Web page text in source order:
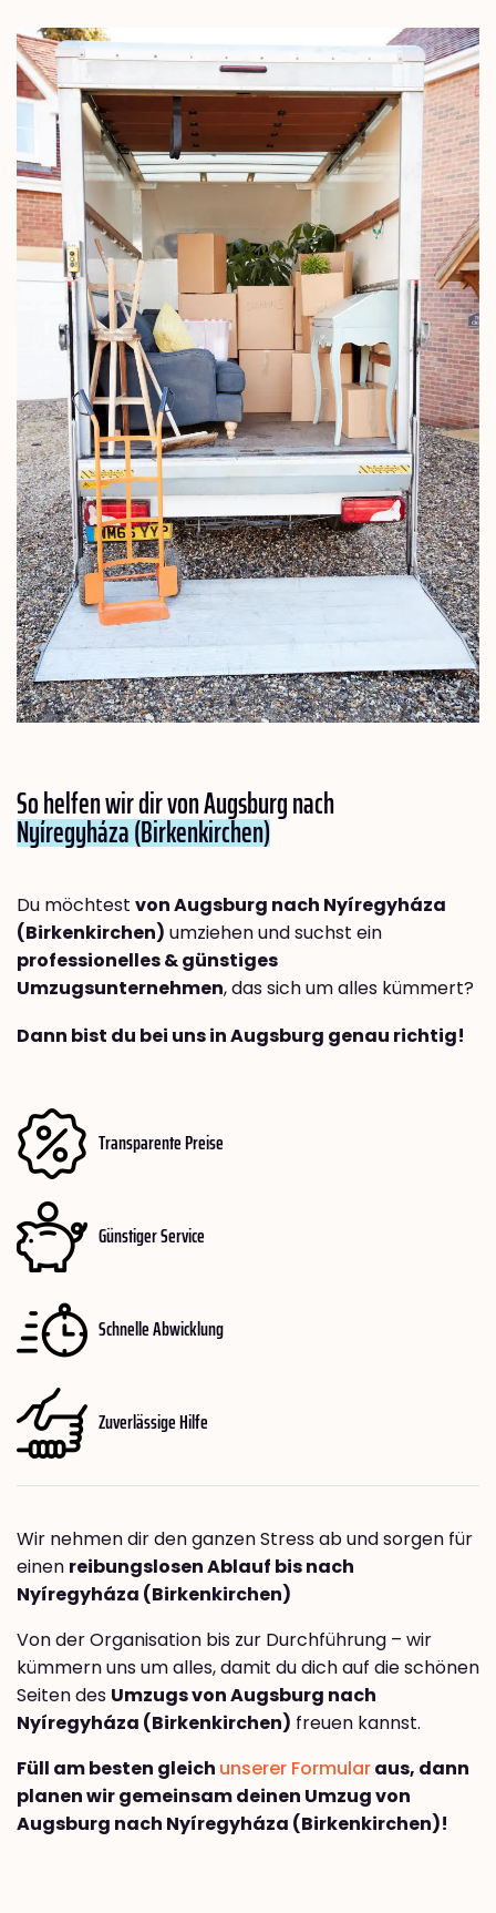
So helfen wir dir von Augsburg nach
Nyíregyháza (Birkenkirchen)
Du möchtest von Augsburg nach Nyíregyháza
(Birkenkirchen) umziehen und suchst ein
professionelles & günstiges
Umzugsunternehmen, das sich um alles kümmert?
Dann bist du bei uns in Augsburg genau richtig!
Transparente Preise
Günstiger Service
Schnelle Abwicklung
Zuverlässige Hilfe
Wir nehmen dir den ganzen Stress ab und sorgen für
einen reibungslosen Ablauf bis nach
Nyíregyháza (Birkenkirchen)
Von der Organisation bis zur Durchführung – wir
kümmern uns um alles, damit du dich auf die schönen
Seiten des Umzugs von Augsburg nach
Nyíregyháza (Birkenkirchen) freuen kannst.
Füll am besten gleich unserer Formularaus, dann
planen wir gemeinsam deinen Umzug von
Augsburg nach Nyíregyháza (Birkenkirchen)!